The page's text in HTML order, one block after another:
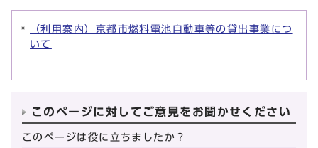
（利用案内）京都市燃料電池自動車等の貸出事業につ
いて
このページに対してご意見をお聞かせください
このページは役に立ちましたか？